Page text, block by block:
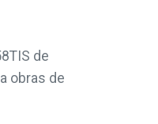
de
obras de